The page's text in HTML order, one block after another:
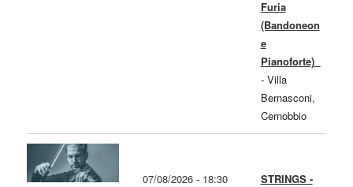
Furia
(Bandoneon
e
Pianoforte)
- Villa
Bernasconi,
Cernobbio
07/08/2026 - 18:30
STRINGS -